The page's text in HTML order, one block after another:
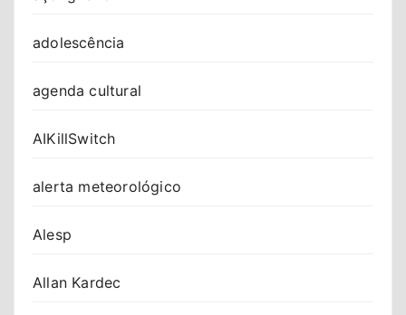
adolescência
agenda cultural
AIKillSwitch
alerta meteorológico
Alesp
Allan Kardec